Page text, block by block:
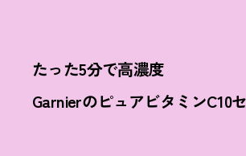
たった5分で高濃度
GarnierのピュアビタミンC10